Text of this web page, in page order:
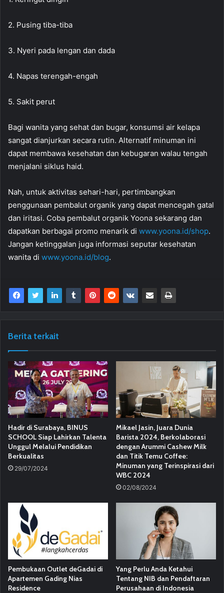
2. Pusing tiba-tiba
3. Nyeri pada lengan dan dada
4. Napas terengah-engah
5. Sakit perut
Bagi wanita yang sehat dan bugar, konsumsi air kelapa
sangat dianjurkan secara rutin. Alternatif minuman ini
dapat membawa kesehatan dan kebugaran walau tengah
menjalani siklus haid.
Nah, untuk aktivitas sehari-hari, pertimbangkan
penggunaan pembalut organik yang dapat mencegah gatal
dan iritasi. Coba pembalut organik Yoona sekarang dan
dapatkan berbagai promo menarik di www.yoona.id/shop.
Jangan ketinggalan juga informasi seputar kesehatan
wanita di www.yoona.id/blog.
Berita terkait
Hadir di Surabaya, BINUS
SCHOOL Siap Lahirkan Talenta
Unggul Melalui Pendidikan
Berkualitas
29/07/2024
Mikael Jasin, Juara Dunia
Barista 2024, Berkolaborasi
dengan Arummi Cashew Milk
dan Titik Temu Coffee:
Minuman yang Terinspirasi dari
WBC 2024
02/08/2024
Pembukaan Outlet deGadai di
Apartemen Gading Nias
Residence
Yang Perlu Anda Ketahui
Tentang NIB dan Pendaftaran
Perusahaan di Indonesia